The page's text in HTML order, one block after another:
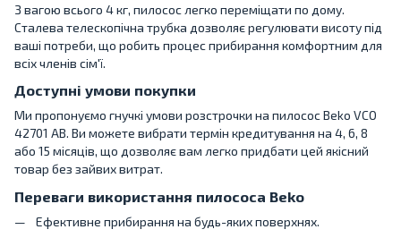
З вагою всього 4 кг, пилосос легко переміщати по дому.
Сталева телескопічна трубка дозволяє регулювати висоту під
ваші потреби, що робить процес прибирання комфортним для
всіх членів сім'ї.
Доступні умови покупки
Ми пропонуємо гнучкі умови розстрочки на пилосос Beko VCO
42701 AB. Ви можете вибрати термін кредитування на 4, 6, 8
або 15 місяців, що дозволяє вам легко придбати цей якісний
товар без зайвих витрат.
Переваги використання пилососа Beko
Ефективне прибирання на будь-яких поверхнях.